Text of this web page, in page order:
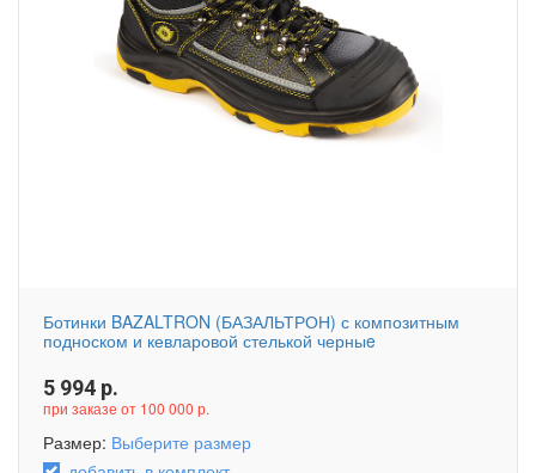
Ботинки BAZALTRON (БАЗАЛЬТРОН) с композитным
подноском и кевларовой стелькой черныe
5 994 р.
при заказе от 100 000 р.
Размер: Выберите размер